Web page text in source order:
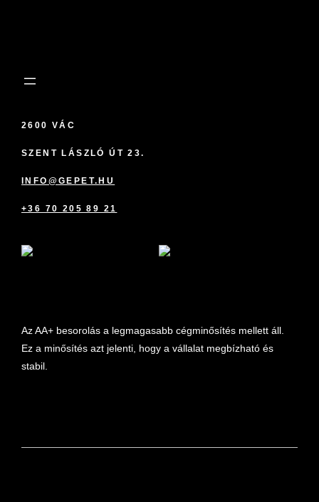
2600 VÁC
SZENT LÁSZLÓ ÚT 23.
INFO@GEPET.HU
+36 70 205 89 21
Az AA+ besorolás a legmagasabb cégminősítés mellett áll.
Ez a minősítés azt jelenti, hogy a vállalat megbízható és
stabil.